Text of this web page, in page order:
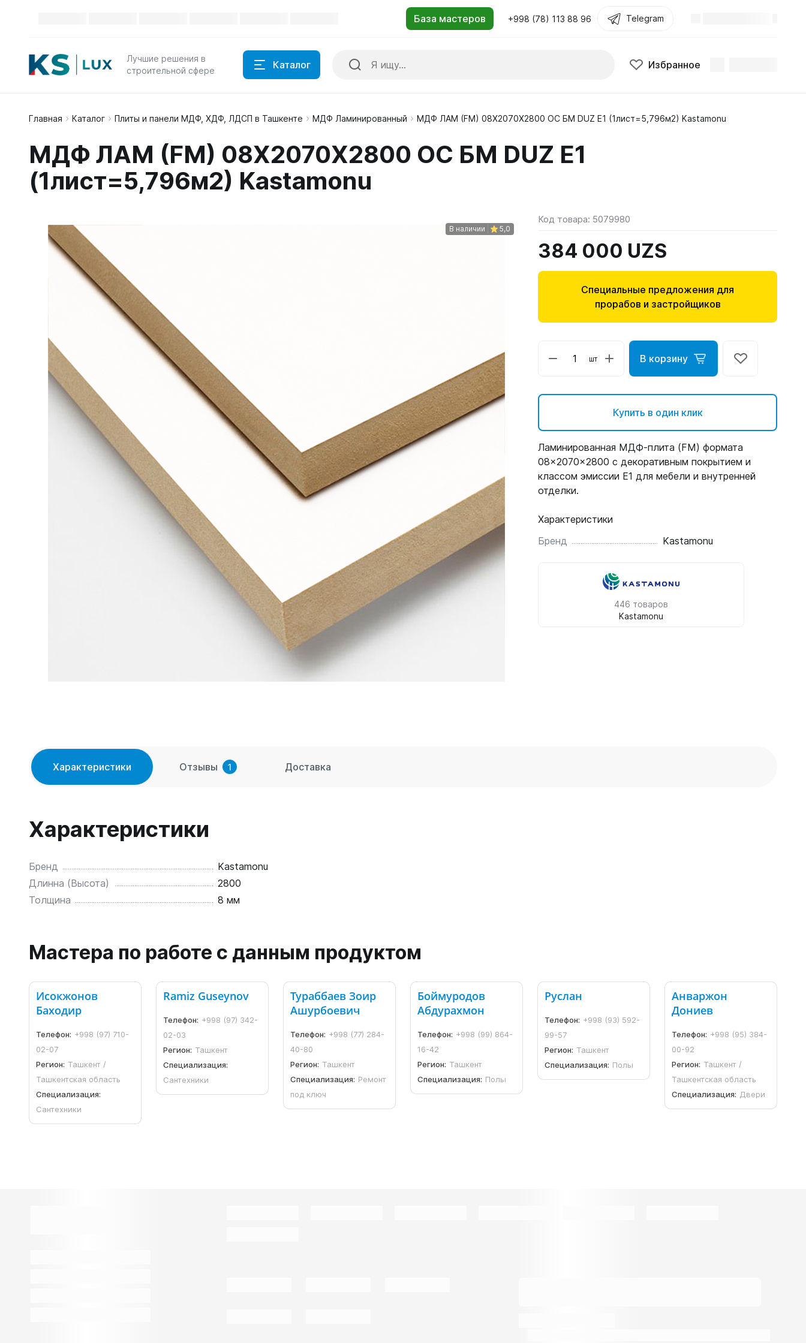
+998 (78) 113 88 96 Telegram
Лучшие решения в
строительной сфере
Каталог Избранное
Главная Каталог Плиты и панели МДФ, ХДФ, ЛДСП в Ташкенте МДФ Ламинированный МДФ ЛАМ (FM) 08X2070X2800 ОС БМ DUZ E1 (1лист=5,796м2) Kastamonu
МДФ ЛАМ (FM) 08X2070X2800 ОС БМ DUZ E1
(1лист=5,796м2) Kastamonu
В наличии 5,0
Код товара: 5079980
384 000 UZS
Специальные предложения для
прорабов и застройщиков
шт В корзину
Купить в один клик
Ламинированная МДФ-плита (FM) формата
08×2070×2800 с декоративным покрытием и
классом эмиссии E1 для мебели и внутренней
отделки.
Характеристики
Бренд
Kastamonu
446 товаров
Kastamonu
Характеристики Отзывы 1 Доставка
Характеристики
Бренд
Kastamonu
Длинна (Высота)
2800
Толщина
8 мм
Мастера по работе с данным продуктом
Исокжонов
Баходир
Телефон: +998 (97) 710-
02-07
Регион: Ташкент /
Ташкентская область
Специализация:
Сантехники
Ramiz Guseynov
Телефон: +998 (97) 342-
02-03
Регион: Ташкент
Специализация:
Сантехники
Тураббаев Зоир
Ашурбоевич
Телефон: +998 (77) 284-
40-80
Регион: Ташкент
Специализация: Ремонт
под ключ
Боймуродов
Абдурахмон
Телефон: +998 (99) 864-
16-42
Регион: Ташкент
Специализация: Полы
Руслан
Телефон: +998 (93) 592-
99-57
Регион: Ташкент
Специализация: Полы
Анваржон
Дониев
Телефон: +998 (95) 384-
00-92
Регион: Ташкент /
Ташкентская область
Специализация: Двери